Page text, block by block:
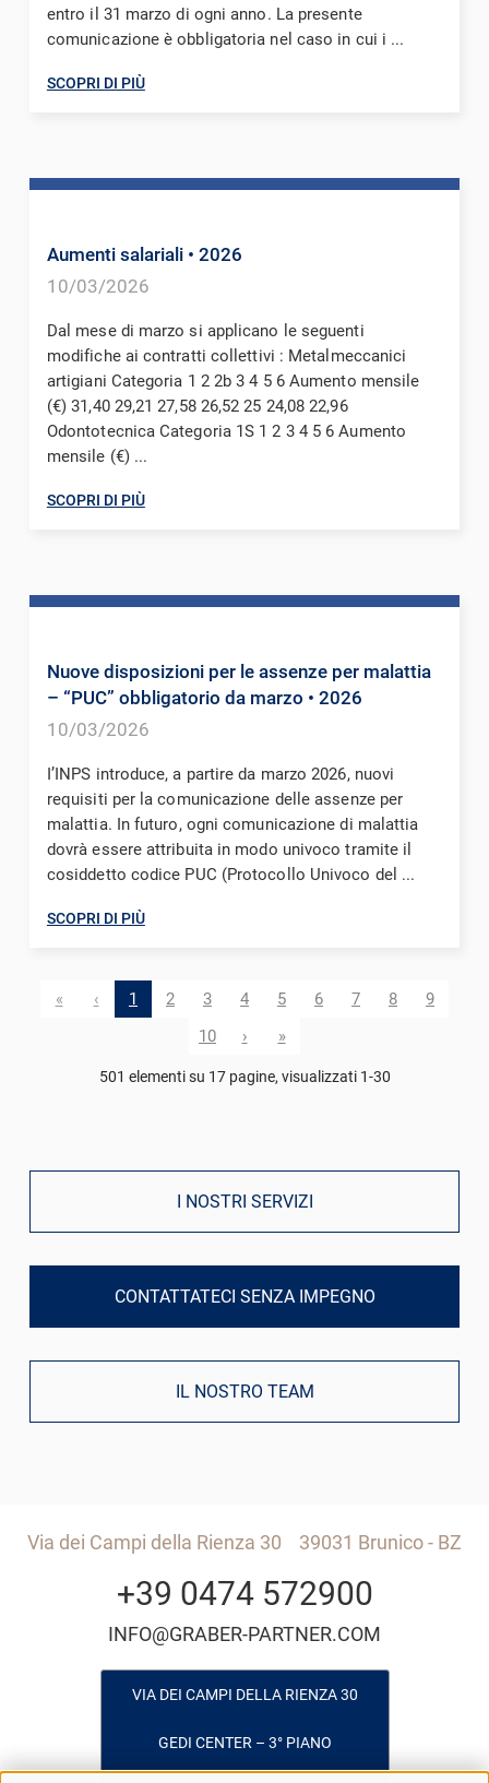
entro il 31 marzo di ogni anno. La presente
comunicazione è obbligatoria nel caso in cui i ...
SCOPRI DI PIÙ
Aumenti salariali • 2026
10/03/2026
Dal mese di marzo si applicano le seguenti
modifiche ai contratti collettivi : Metalmeccanici
artigiani Categoria 1 2 2b 3 4 5 6 Aumento mensile
(€) 31,40 29,21 27,58 26,52 25 24,08 22,96
Odontotecnica Categoria 1S 1 2 3 4 5 6 Aumento
mensile (€) ...
SCOPRI DI PIÙ
Nuove disposizioni per le assenze per malattia
– “PUC” obbligatorio da marzo • 2026
10/03/2026
I’INPS introduce, a partire da marzo 2026, nuovi
requisiti per la comunicazione delle assenze per
malattia. In futuro, ogni comunicazione di malattia
dovrà essere attribuita in modo univoco tramite il
cosiddetto codice PUC (Protocollo Univoco del ...
SCOPRI DI PIÙ
« ‹ 1 2 3 4 5 6 7 8
9
10
› »
501 elementi su 17 pagine, visualizzati 1-30
I NOSTRI SERVIZI
CONTATTATECI SENZA IMPEGNO
IL NOSTRO TEAM
Via dei Campi della Rienza 30 39031 Brunico - BZ
+39 0474 572900
INFO@GRABER-PARTNER.COM
VIA DEI CAMPI DELLA RIENZA 30
GEDI CENTER – 3° PIANO